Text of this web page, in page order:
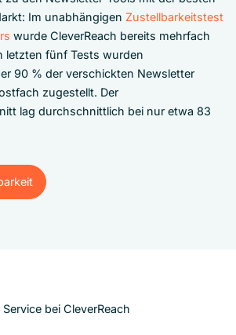
Im unabhängigen Zustellbarkeitstest
wurde CleverReach bereits mehrfach
letzten fünf Tests wurden
90 % der verschickten Newsletter
zugestellt. Der
lag durchschnittlich bei nur etwa 83